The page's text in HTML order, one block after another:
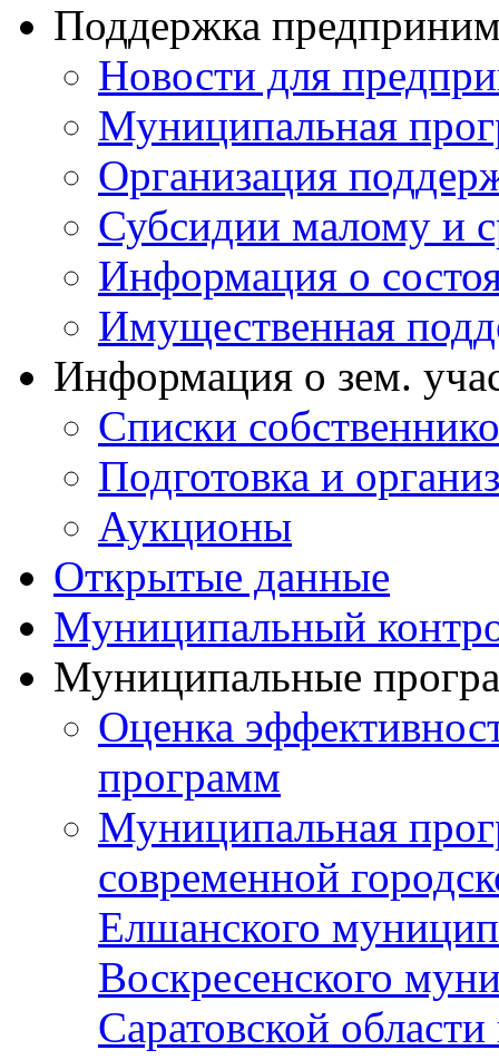
Поддержка
Новости для
Муниципальная
Организация
Субсидии малому и
Информация о
Имущественная
Информация о зем.
Списки
Подготовка и
Аукционы
Открытые данные
Муниципальный
Муниципальные
Оценка
программ
Муниципальная
современной
Елшанского
Воскресенского
Саратовской